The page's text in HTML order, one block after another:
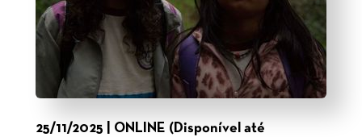
25/11/2025 | ONLINE (Disponível até